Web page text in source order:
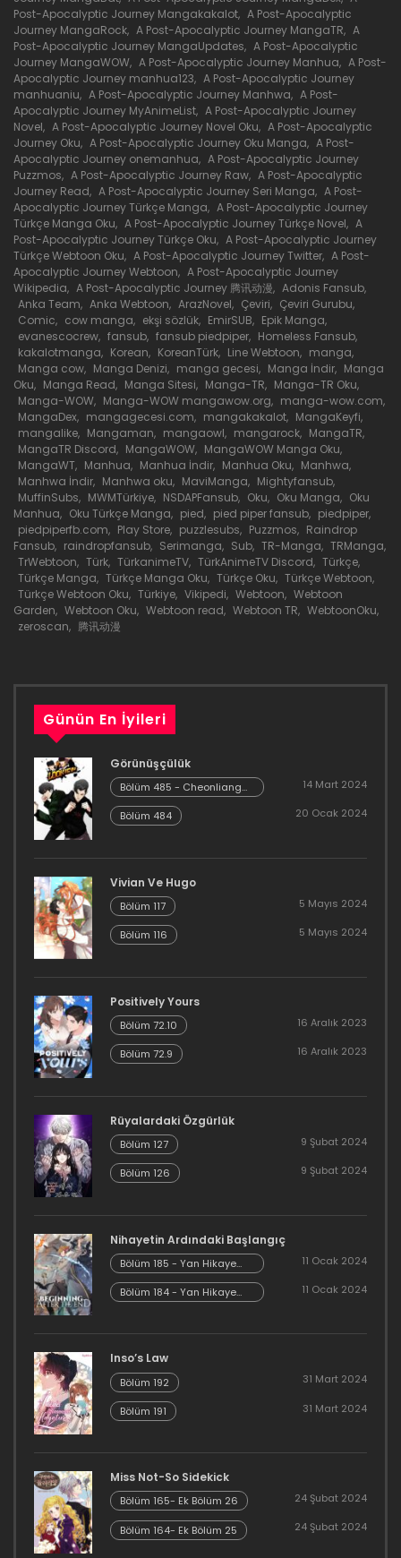
31 Mayıs 2020
Bölüm 82
31 Mayıs 2020
Bölüm 81
31 Mayıs 2020
Bölüm 80
31 Mayıs 2020
Bölüm 79
31 Mayıs 2020
Bölüm 78
31 Mayıs 2020
Bölüm 77
31 Mayıs 2020
Bölüm 76
31 Mayıs 2020
Bölüm 75
31 Mayıs 2020
31 Mayıs 2020
Bölüm 73
31 Mayıs 2020
Bölüm 72
31 Mayıs 2020
Bölüm 71
31 Mayıs 2020
Bölüm 70
Bölüm 69
31 Mayıs 2020
Bölüm 68
31 Mayıs 2020
Bölüm 67
Bölüm 66
31 Mayıs 2020
Bölüm 65
31 Mayıs 2020
Bölüm 64
31 Mayıs 2020
31 Mayıs 2020
Bölüm 62
Post-Apocalyptic Journey Mangakakalot, A Post-Apocalyptic
Journey MangaRock, A Post-Apocalyptic Journey MangaTR, A
Post-Apocalyptic Journey MangaUpdates, A Post-Apocalyptic
Journey MangaWOW, A Post-Apocalyptic Journey Manhua, A Post-
Apocalyptic Journey manhua123, A Post-Apocalyptic Journey
manhuaniu, A Post-Apocalyptic Journey Manhwa, A Post-
Apocalyptic Journey MyAnimeList, A Post-Apocalyptic Journey
Novel, A Post-Apocalyptic Journey Novel Oku, A Post-Apocalyptic
Journey Oku, A Post-Apocalyptic Journey Oku Manga, A Post-
Apocalyptic Journey onemanhua, A Post-Apocalyptic Journey
Puzzmos, A Post-Apocalyptic Journey Raw, A Post-Apocalyptic
Journey Read, A Post-Apocalyptic Journey Seri Manga, A Post-
Apocalyptic Journey Türkçe Manga, A Post-Apocalyptic Journey
Türkçe Manga Oku, A Post-Apocalyptic Journey Türkçe Novel, A
Post-Apocalyptic Journey Türkçe Oku, A Post-Apocalyptic Journey
Türkçe Webtoon Oku, A Post-Apocalyptic Journey Twitter, A Post-
Apocalyptic Journey Webtoon, A Post-Apocalyptic Journey
Wikipedia, A Post-Apocalyptic Journey 腾讯动漫, Adonis Fansub,
Anka Team, Anka Webtoon, ArazNovel, Çeviri, Çeviri Gurubu,
Comic, cow manga, ekşi sözlük, EmirSUB, Epik Manga,
evanescocrew, fansub, fansub piedpiper, Homeless Fansub,
kakalotmanga, Korean, KoreanTürk, Line Webtoon, manga,
Manga cow, Manga Denizi, manga gecesi, Manga İndir, Manga
Oku, Manga Read, Manga Sitesi, Manga-TR, Manga-TR Oku,
Manga-WOW, Manga-WOW mangawow.org, manga-wow.com,
MangaDex, mangagecesi.com, mangakakalot, MangaKeyfi,
mangalike, Mangaman, mangaowl, mangarock, MangaTR,
MangaTR Discord, MangaWOW, MangaWOW Manga Oku,
MangaWT, Manhua, Manhua İndir, Manhua Oku, Manhwa,
Manhwa İndir, Manhwa oku, MaviManga, Mightyfansub,
MuffinSubs, MWMTürkiye, NSDAPFansub, Oku, Oku Manga, Oku
Manhua, Oku Türkçe Manga, pied, pied piper fansub, piedpiper,
piedpiperfb.com, Play Store, puzzlesubs, Puzzmos, Raindrop
Fansub, raindropfansub, Serimanga, Sub, TR-Manga, TRManga,
TrWebtoon, Türk, TürkanimeTV, TürkAnimeTV Discord, Türkçe,
Türkçe Manga, Türkçe Manga Oku, Türkçe Oku, Türkçe Webtoon,
Türkçe Webtoon Oku, Türkiye, Vikipedi, Webtoon, Webtoon
Garden, Webtoon Oku, Webtoon read, Webtoon TR, WebtoonOku,
zeroscan, 腾讯动漫
Günün En İyileri
Görünüşçülük
Bölüm 485 - Cheonliang
[04]
14 Mart 2024
Bölüm 484 20 Ocak 2024
Vivian Ve Hugo
Bölüm 117 5 Mayıs 2024
Bölüm 116 5 Mayıs 2024
Positively Yours
Bölüm 72.10 16 Aralık 2023
Bölüm 72.9 16 Aralık 2023
Rüyalardaki Özgürlük
Bölüm 127 9 Şubat 2024
Bölüm 126 9 Şubat 2024
Nihayetin Ardındaki Başlangıç
Bölüm 185 - Yan Hikaye
Kısım 7
11 Ocak 2024
Bölüm 184 - Yan Hikaye
Kısım 6
11 Ocak 2024
Inso’s Law
Bölüm 192 31 Mart 2024
Bölüm 191 31 Mart 2024
Miss Not-So Sidekick
Bölüm 165- Ek Bölüm 26 24 Şubat 2024
Bölüm 164- Ek Bölüm 25 24 Şubat 2024